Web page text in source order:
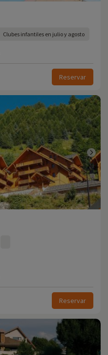
Clubes infantiles en julio y agosto
Reservar
Reservar